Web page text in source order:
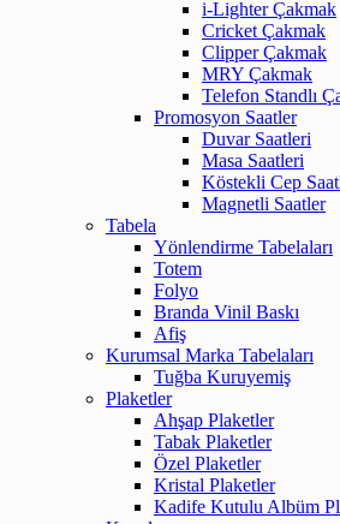
i-Lighter Çakmak
Cricket Çakmak
Clipper Çakmak
MRY Çakmak
Telefon Standlı
Promosyon Saatler
Duvar Saatleri
Masa Saatleri
Köstekli Cep
Magnetli Saatler
Tabela
Yönlendirme Tabelaları
Totem
Folyo
Branda Vinil Baskı
Afiş
Kurumsal Marka Tabelaları
Tuğba Kuruyemiş
Plaketler
Ahşap Plaketler
Tabak Plaketler
Özel Plaketler
Kristal Plaketler
Kadife Kutulu Albüm